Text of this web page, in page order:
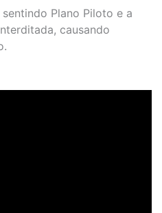
Plano Piloto e a
causando